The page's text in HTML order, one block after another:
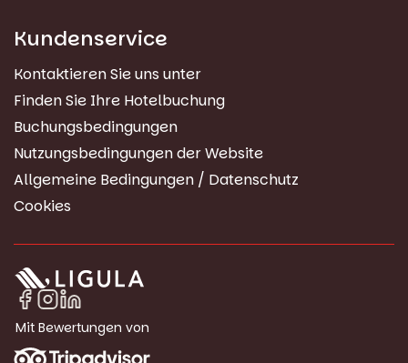
Kundenservice
Kontaktieren Sie uns unter
Finden Sie Ihre Hotelbuchung
Buchungsbedingungen
Nutzungsbedingungen der Website
Allgemeine Bedingungen / Datenschutz
Cookies
Mit Bewertungen von